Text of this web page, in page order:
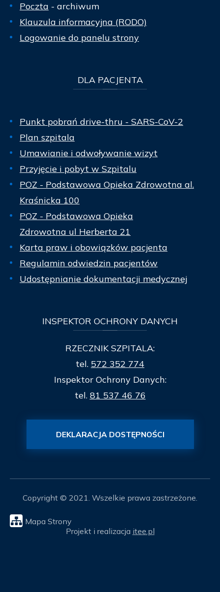
Poczta - archiwum
Klauzula informacyjna (RODO)
Logowanie do panelu strony
DLAPACJENTA
Punkt pobrań drive-thru - SARS-CoV-2
Plan szpitala
Umawianie i odwoływanie wizyt
Przyjęcie i pobyt w Szpitalu
POZ - Podstawowa Opieka Zdrowotna al.
Kraśnicka 100
POZ - Podstawowa Opieka
Zdrowotna ul Herberta 21
Karta praw i obowiązków pacjenta
Regulamin odwiedzin pacjentów
Udostępnianie dokumentacji medycznej
INSPEKTOR OCHRONY DANYCH
RZECZNIK SZPITALA:
tel. 572 352 774
Inspektor Ochrony Danych:
tel. 81 537 46 76
DEKLARACJA DOSTĘPNOŚCI
Copyright © 2021. Wszelkie prawa zastrzeżone.
Mapa Strony
Projekt i realizacja itee.pl